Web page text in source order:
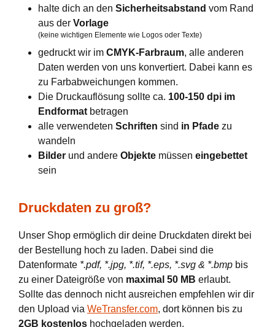
halte dich an den Sicherheitsabstand vom Rand
aus der Vorlage
(keine wichtigen Elemente wie Logos oder Texte)
gedruckt wir im CMYK-Farbraum, alle anderen
Daten werden von uns konvertiert. Dabei kann es
zu Farbabweichungen kommen.
Die Druckauflösung sollte ca. 100-150 dpi im
Endformat betragen
alle verwendeten Schriften sind in Pfade zu
wandeln
Bilder und andere Objekte müssen eingebettet
sein
Druckdaten zu groß?
Unser Shop ermöglich dir deine Druckdaten direkt bei
der Bestellung hoch zu laden. Dabei sind die
Datenformate *.pdf, *.jpg, *.tif, *.eps, *.svg & *.bmp bis
zu einer Dateigröße von maximal 50 MB erlaubt.
Sollte das dennoch nicht ausreichen empfehlen wir dir
den Upload via WeTransfer.com, dort können bis zu
2GB kostenlos hochgeladen werden.